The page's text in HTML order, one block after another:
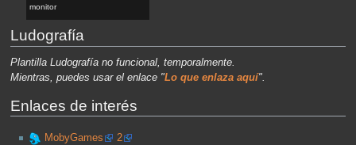
monitor
Ludografía
Plantilla Ludografía no funcional, temporalmente.
Mientras, puedes usar el enlace "Lo que enlaza aquí".
Enlaces de interés
MobyGames 2